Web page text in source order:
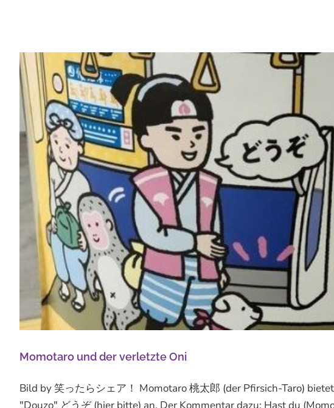
Momotaro und der verletzte Oni
Bild by 笑ったらシェア！ Momotaro 桃太郎 (der Pfirsich-Taro)
"Douzo" どうぞ (hier bitte) an. Der Kommentar dazu: Hast du